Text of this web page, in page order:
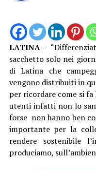
LATINA –
sacchetto solo nei
di Latina che
vengono distribuiti in
per ricordare come si
utenti infatti non lo
forse non hanno ben
importante per la
rendere sostenibile
produciamo,